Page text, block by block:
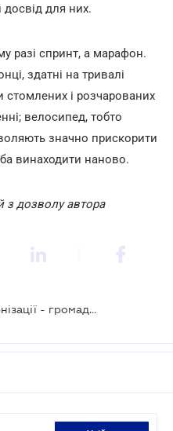
для них.
разі спринт, а марафон.
здатні на тривалі
стомлених і розчарованих
велосипед, тобто
значно прискорити
винаходити наново.
з дозволу автора
«Наш основний ресурс модернізації - громадянське суспільство»